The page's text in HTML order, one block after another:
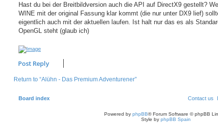
Hast du bei der Breitbildversion auch die API auf DirectX9 gestellt?
WINE mit der original Fassung klar kommt (die nur unter DX9 lief)
eigentlich auch mit der aktuellen laufen. Ist halt nur das es als
OpenGL steht (glaub ich)
Post Reply
Return to “Alühn - Das Premium Adventurener”
Board index Contact us
Powered by phpBB® Forum Software © phpBB
Style by phpBB Spain